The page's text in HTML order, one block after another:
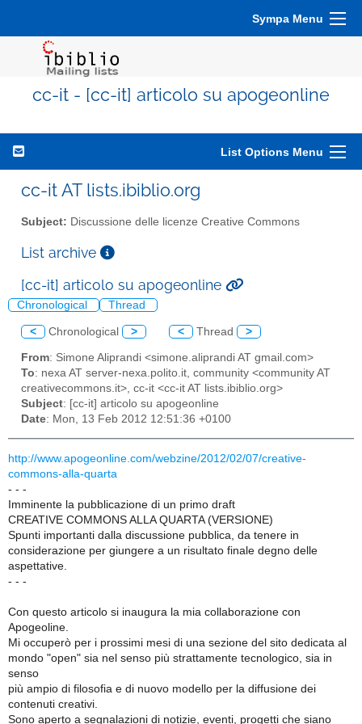
Sympa Menu
cc-it - [cc-it] articolo su apogeonline
List Options Menu
cc-it AT lists.ibiblio.org
Subject: Discussione delle licenze Creative Commons
List archive
[cc-it] articolo su apogeonline
Chronological Thread
< Chronological > < Thread >
From: Simone Aliprandi <simone.aliprandi AT gmail.com>
To: nexa AT server-nexa.polito.it, community <community AT
creativecommons.it>, cc-it <cc-it AT lists.ibiblio.org>
Subject: [cc-it] articolo su apogeonline
Date: Mon, 13 Feb 2012 12:51:36 +0100
http://www.apogeonline.com/webzine/2012/02/07/creative-
commons-alla-quarta
- - -
Imminente la pubblicazione di un primo draft
CREATIVE COMMONS ALLA QUARTA (VERSIONE)
Spunti importanti dalla discussione pubblica, da tenere in
considerazione per giungere a un risultato finale degno delle
aspettative.
- - -
Con questo articolo si inaugura la mia collaborazione con
Apogeoline.
Mi occuperò per i prossimi mesi di una sezione del sito dedicata al
mondo "open" sia nel senso più strattamente tecnologico, sia in
senso
più ampio di filosofia e di nuovo modello per la diffusione dei
contenuti creativi.
Sono aperto a segnalazioni di notizie, eventi, progetti che siano